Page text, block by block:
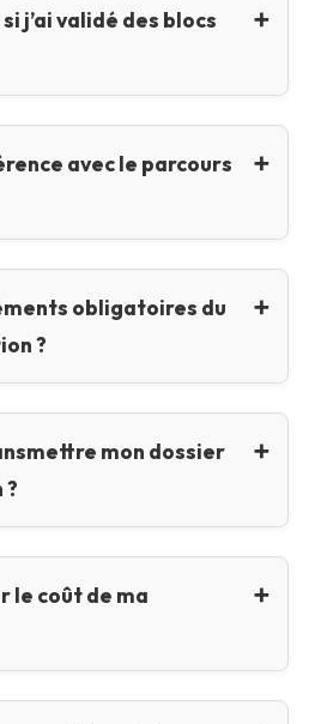
j’ai validé des blocs
avec le parcours
obligatoires du
?
mon dossier
le coût de ma